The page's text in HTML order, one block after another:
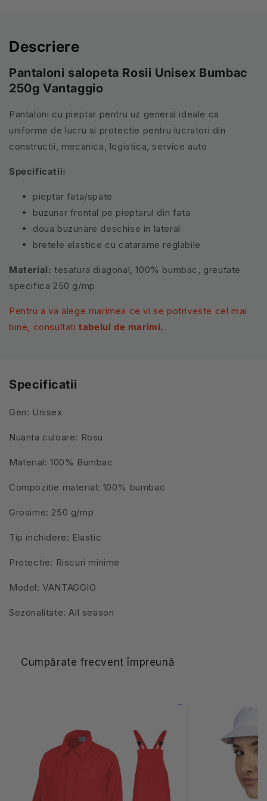
Descriere
Pantaloni salopeta Rosii Unisex Bumbac
250g Vantaggio
Pantaloni cu pieptar pentru uz general ideale ca
uniforme de lucru si protectie pentru lucratori din
constructii, mecanica, logistica, service auto
Specificatii:
pieptar fata/spate
buzunar frontal pe pieptarul din fata
doua buzunare deschise in lateral
bretele elastice cu catarame reglabile
Material: tesatura diagonal, 100% bumbac, greutate
specifica 250 g/mp
Pentru a va alege marimea ce vi se potriveste cel mai
bine, consultati tabelul de marimi.
Specificatii
Gen: Unisex
Nuanta culoare: Rosu
Material: 100% Bumbac
Compozitie material: 100% bumbac
Grosime: 250 g/mp
Tip inchidere: Elastic
Protectie: Riscuri minime
Model: VANTAGGIO
Sezonalitate: All season
Cumpărate frecvent împreună